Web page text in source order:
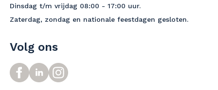
Dinsdag t/m vrijdag 08:00 - 17:00 uur.
Zaterdag, zondag en nationale feestdagen gesloten.
Volg ons